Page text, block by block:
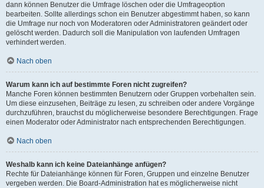
dann können Benutzer die Umfrage löschen oder die Umfrageoption
bearbeiten. Sollte allerdings schon ein Benutzer abgestimmt haben, so kann
die Umfrage nur noch von Moderatoren oder Administratoren geändert oder
gelöscht werden. Dadurch soll die Manipulation von laufenden Umfragen
verhindert werden.
Nach oben
Warum kann ich auf bestimmte Foren nicht zugreifen?
Manche Foren können bestimmten Benutzern oder Gruppen vorbehalten sein.
Um diese einzusehen, Beiträge zu lesen, zu schreiben oder andere Vorgänge
durchzuführen, brauchst du möglicherweise besondere Berechtigungen. Frage
einen Moderator oder Administrator nach entsprechenden Berechtigungen.
Nach oben
Weshalb kann ich keine Dateianhänge anfügen?
Rechte für Dateianhänge können für Foren, Gruppen und einzelne Benutzer
vergeben werden. Die Board-Administration hat es möglicherweise nicht